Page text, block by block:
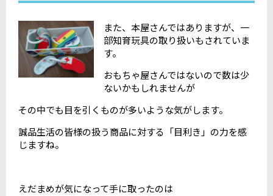
また、本屋さんではありますが、一
部知育玩具の取り扱いもされていま
す。
おもちゃ屋さんではないので数は少
ないかもしれませんが
その中でも目を引くものが多いような気がします。
誠品生活の皆様の扱う商品に対する「目利き」の力を感
じますね。
えだまめが気になって手に取ったのは